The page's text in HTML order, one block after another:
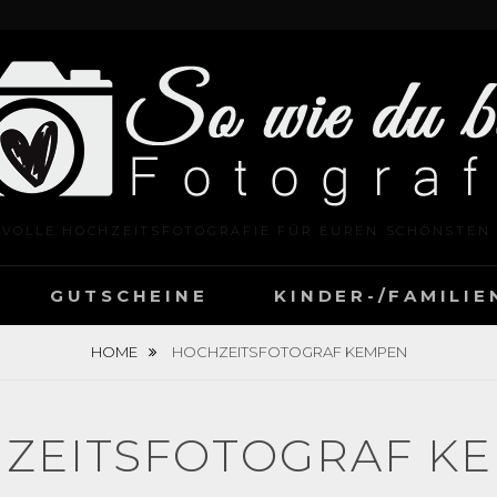
HOCHZEITSFOTOGRAFIE FÜR EUREN SCHÖNSTEN
GUTSCHEINE KINDER-/
HOME HOCHZEITSFOTOGRAF KEMPEN